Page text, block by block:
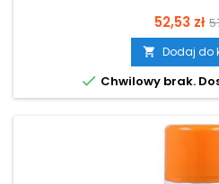
Cena
52,53 zł
 Dodaj do
 Chwilowy brak.